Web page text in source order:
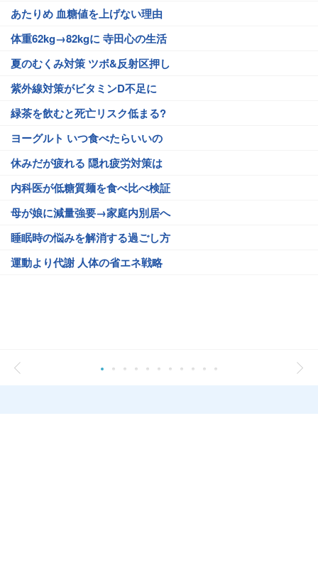
あたりめ 血糖値を上げない理由
体重62kg→82kgに 寺田心の生活
夏のむくみ対策 ツボ&反射区押し
紫外線対策がビタミンD不足に
緑茶を飲むと死亡リスク低まる?
ヨーグルト いつ食べたらいいの
休みだが疲れる 隠れ疲労対策は
内科医が低糖質麺を食べ比べ検証
母が娘に減量強要→家庭内別居へ
睡眠時の悩みを解消する過ごし方
運動より代謝 人体の省エネ戦略